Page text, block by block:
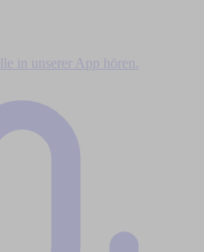
in unserer App hören.